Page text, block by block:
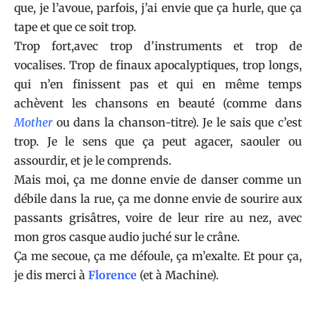
que, je l’avoue, parfois, j’ai envie que ça hurle, que ça
tape et que ce soit trop.
Trop fort,avec trop d’instruments et trop de
vocalises. Trop de finaux apocalyptiques, trop longs,
qui n’en finissent pas et qui en même temps
achèvent les chansons en beauté (comme dans
Motherou dans la chanson-titre). Je le sais que c’est
trop. Je le sens que ça peut agacer, saouler ou
assourdir, et je le comprends.
Mais moi, ça me donne envie de danser comme un
débile dans la rue, ça me donne envie de sourire aux
passants grisâtres, voire de leur rire au nez, avec
mon gros casque audio juché sur le crâne.
Ça me secoue, ça me défoule, ça m’exalte. Et pour ça,
je dis merci à Florence (et à Machine).